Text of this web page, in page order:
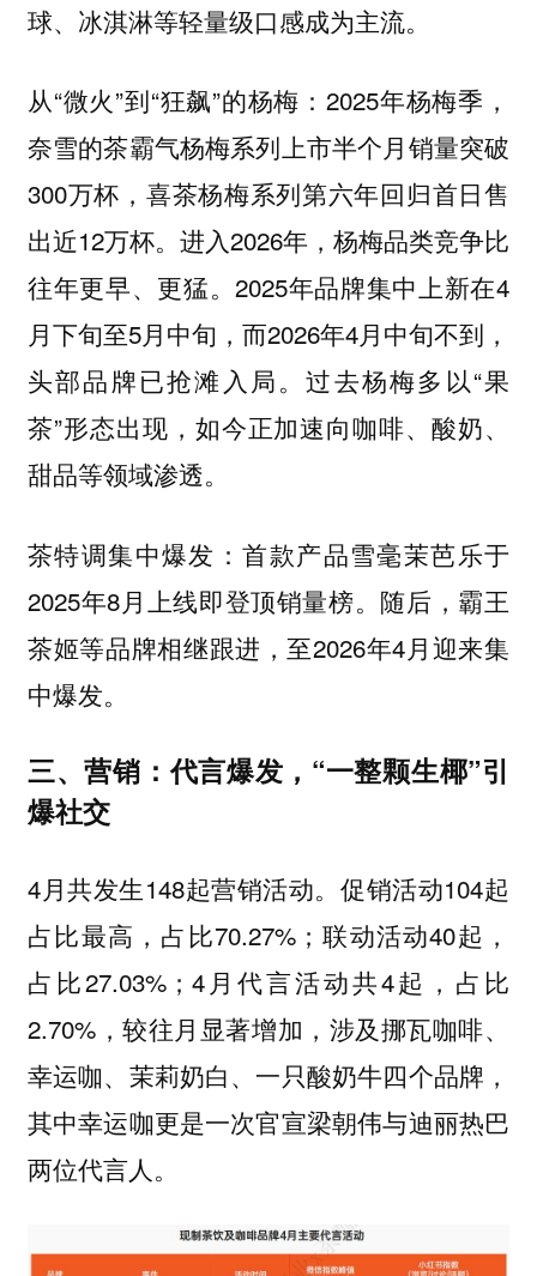
球、冰淇淋等轻量级口感成为主流。
从“微火”到“狂飙”的杨梅：2025年杨梅季，
奈雪的茶霸气杨梅系列上市半个月销量突破
300万杯，喜茶杨梅系列第六年回归首日售
出近12万杯。进入2026年，杨梅品类竞争比
往年更早、更猛。2025年品牌集中上新在4
月下旬至5月中旬，而2026年4月中旬不到，
头部品牌已抢滩入局。过去杨梅多以“果
茶”形态出现，如今正加速向咖啡、酸奶、
甜品等领域渗透。
茶特调集中爆发：首款产品雪毫茉芭乐于
2025年8月上线即登顶销量榜。随后，霸王
茶姬等品牌相继跟进，至2026年4月迎来集
中爆发。
三、营销：代言爆发，“一整颗生椰”引
爆社交
4月共发生148起营销活动。促销活动104起
占比最高，占比70.27%；联动活动40起，
占比27.03%；4月代言活动共4起，占比
2.70%，较往月显著增加，涉及挪瓦咖啡、
幸运咖、茉莉奶白、一只酸奶牛四个品牌，
其中幸运咖更是一次官宣梁朝伟与迪丽热巴
两位代言人。